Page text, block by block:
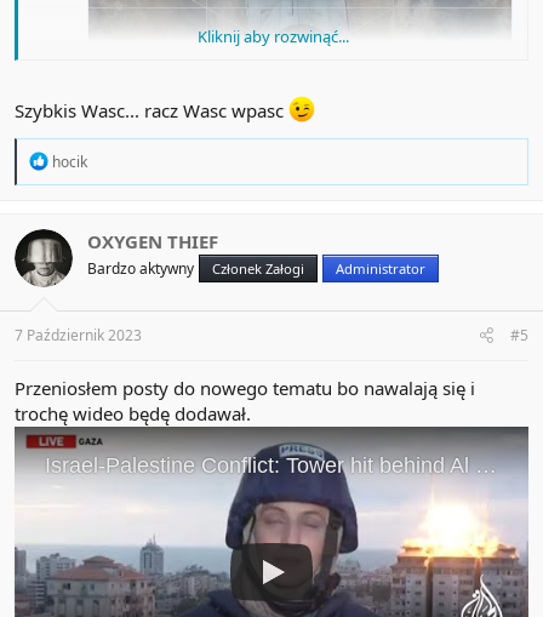
Kliknij aby rozwinąć...
Szybkis Wasc... racz Wasc wpasc
R
t
i
o
s
:
hocik
OXYGEN THIEF
Bardzo aktywny Członek Załogi Administrator
7 Październik 2023 #5
Przeniosłem posty do nowego tematu bo nawalają się i
trochę wideo będę dodawał.